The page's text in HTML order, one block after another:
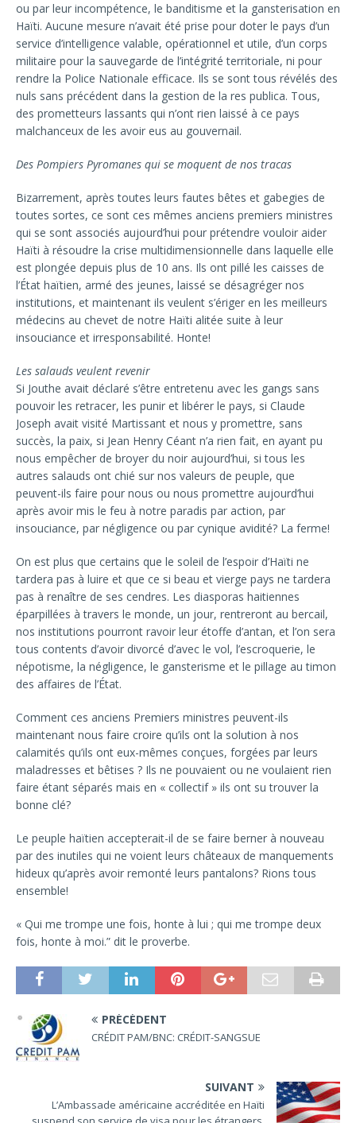
ou par leur incompétence, le banditisme et la gansterisation en
Haïti. Aucune mesure n’avait été prise pour doter le pays d’un
service d’intelligence valable, opérationnel et utile, d’un corps
militaire pour la sauvegarde de l’intégrité territoriale, ni pour
rendre la Police Nationale efficace. Ils se sont tous révélés des
nuls sans précédent dans la gestion de la res publica. Tous,
des prometteurs lassants qui n’ont rien laissé à ce pays
malchanceux de les avoir eus au gouvernail.
Des Pompiers Pyromanes qui se moquent de nos tracas
Bizarrement, après toutes leurs fautes bêtes et gabegies de
toutes sortes, ce sont ces mêmes anciens premiers ministres
qui se sont associés aujourd’hui pour prétendre vouloir aider
Haïti à résoudre la crise multidimensionnelle dans laquelle elle
est plongée depuis plus de 10 ans. Ils ont pillé les caisses de
l’État haïtien, armé des jeunes, laissé se désagréger nos
institutions, et maintenant ils veulent s’ériger en les meilleurs
médecins au chevet de notre Haïti alitée suite à leur
insouciance et irresponsabilité. Honte!
Les salauds veulent revenir
Si Jouthe avait déclaré s’être entretenu avec les gangs sans
pouvoir les retracer, les punir et libérer le pays, si Claude
Joseph avait visité Martissant et nous y promettre, sans
succès, la paix, si Jean Henry Céant n’a rien fait, en ayant pu
nous empêcher de broyer du noir aujourd’hui, si tous les
autres salauds ont chié sur nos valeurs de peuple, que
peuvent-ils faire pour nous ou nous promettre aujourd’hui
après avoir mis le feu à notre paradis par action, par
insouciance, par négligence ou par cynique avidité? La ferme!
On est plus que certains que le soleil de l’espoir d’Haïti ne
tardera pas à luire et que ce si beau et vierge pays ne tardera
pas à renaître de ses cendres. Les diasporas haitiennes
éparpillées à travers le monde, un jour, rentreront au bercail,
nos institutions pourront ravoir leur étoffe d’antan, et l’on sera
tous contents d’avoir divorcé d’avec le vol, l’escroquerie, le
népotisme, la négligence, le gansterisme et le pillage au timon
des affaires de l’État.
Comment ces anciens Premiers ministres peuvent-ils
maintenant nous faire croire qu’ils ont la solution à nos
calamités qu’ils ont eux-mêmes conçues, forgées par leurs
maladresses et bêtises ? Ils ne pouvaient ou ne voulaient rien
faire étant séparés mais en « collectif » ils ont su trouver la
bonne clé?
Le peuple haïtien accepterait-il de se faire berner à nouveau
par des inutiles qui ne voient leurs châteaux de manquements
hideux qu’après avoir remonté leurs pantalons? Rions tous
ensemble!
« Qui me trompe une fois, honte à lui ; qui me trompe deux
fois, honte à moi.” dit le proverbe.
PRÉCÉDENT
CRÉDIT PAM/BNC: CRÉDIT-SANGSUE
SUIVANT
L’Ambassade américaine accréditée en Haïti